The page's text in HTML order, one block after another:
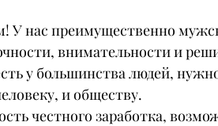
У нас преимущественно
внимательности и
у большинства людей,
и обществу.
честного заработка,